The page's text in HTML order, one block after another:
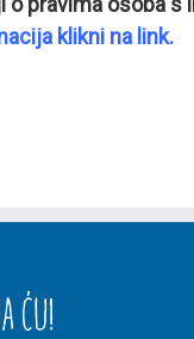
klikni na link.